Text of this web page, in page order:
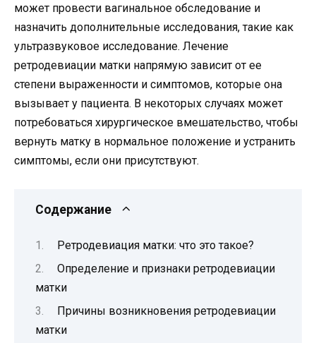
может провести вагинальное обследование и
назначить дополнительные исследования, такие как
ультразвуковое исследование. Лечение
ретродевиации матки напрямую зависит от ее
степени выраженности и симптомов, которые она
вызывает у пациента. В некоторых случаях может
потребоваться хирургическое вмешательство, чтобы
вернуть матку в нормальное положение и устранить
симптомы, если они присутствуют.
Содержание
Ретродевиация матки: что это такое?
Определение и признаки ретродевиации
матки
Причины возникновения ретродевиации
матки